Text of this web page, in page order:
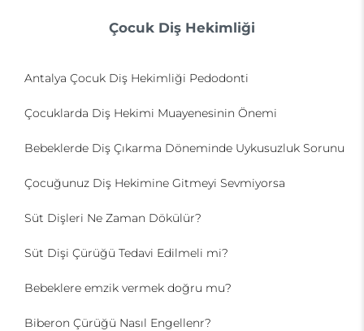
Çocuk Diş Hekimliği
Antalya Çocuk Diş Hekimliği Pedodonti
Çocuklarda Diş Hekimi Muayenesinin Önemi
Bebeklerde Diş Çıkarma Döneminde Uykusuzluk Sorunu
Çocuğunuz Diş Hekimine Gitmeyi Sevmiyorsa
Süt Dişleri Ne Zaman Dökülür?
Süt Dişi Çürüğü Tedavi Edilmeli mi?
Bebeklere emzik vermek doğru mu?
Biberon Çürüğü Nasıl Engellenr?